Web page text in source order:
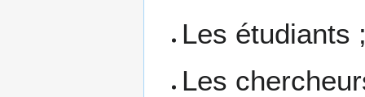
Les étudiants
Les